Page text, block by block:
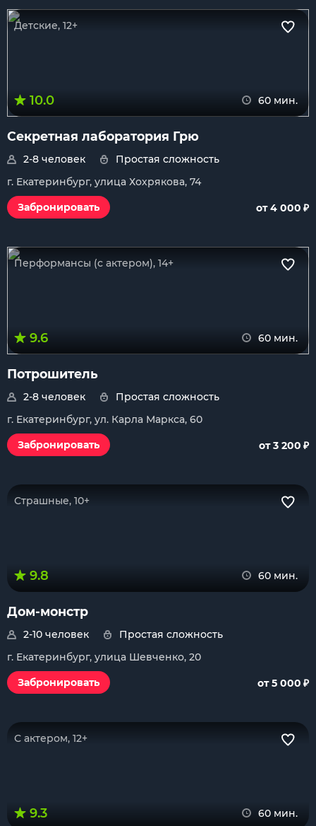
Детские, 12+
10.0 60 мин.
Секретная лаборатория Грю
2-8 человек
Простая сложность
г. Екатеринбург, улица Хохрякова, 74
Забронировать
от 4 000 ₽
Перформансы (с актером), 14+
9.6 60 мин.
Потрошитель
2-8 человек
Простая сложность
г. Екатеринбург, ул. Карла Маркса, 60
Забронировать
от 3 200 ₽
Страшные, 10+
9.8 60 мин.
Дом-монстр
2-10 человек
Простая сложность
г. Екатеринбург, улица Шевченко, 20
Забронировать
от 5 000 ₽
С актером, 12+
9.3 60 мин.